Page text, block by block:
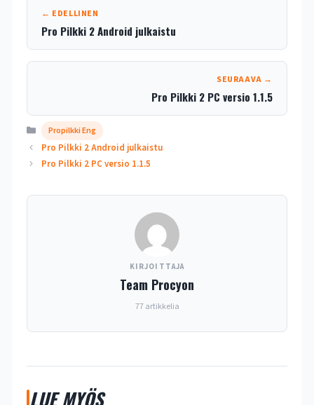
← EDELLINEN
Pro Pilkki 2 Android julkaistu
SEURAAVA →
Pro Pilkki 2 PC versio 1.1.5
Kategoriat
Propilkki Eng
Pro Pilkki 2 Android julkaistu
Pro Pilkki 2 PC versio 1.1.5
KIRJOITTAJA
Team Procyon
77 artikkelia
LUE MYÖS